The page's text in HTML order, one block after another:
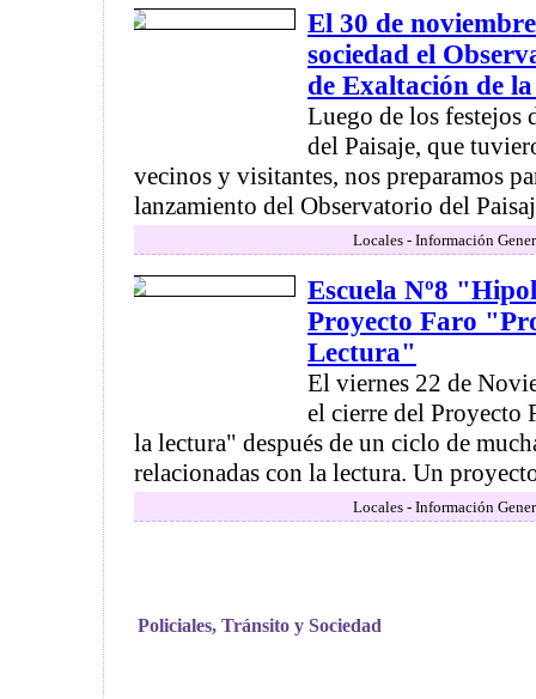
El 30 de
sociedad el
de Exaltación de
Luego de los festejos
del Paisaje, que
vecinos y visitantes, nos preparamos
lanzamiento del Observatorio del
Locales - Información
Escuela Nº8
Proyecto Faro
Lectura"
El viernes 22 de
el cierre del Proyecto
la lectura" después de un ciclo de
relacionadas con la lectura. Un
Locales - Información
Policiales, Tránsito y Sociedad